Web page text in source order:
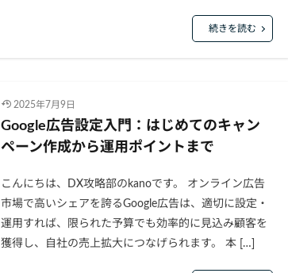
続きを読む
2025年7月9日
Google広告設定入門：はじめてのキャン
ペーン作成から運用ポイントまで
こんにちは、DX攻略部のkanoです。 オンライン広告
市場で高いシェアを誇るGoogle広告は、適切に設定・
運用すれば、限られた予算でも効率的に見込み顧客を
獲得し、自社の売上拡大につなげられます。 本 […]